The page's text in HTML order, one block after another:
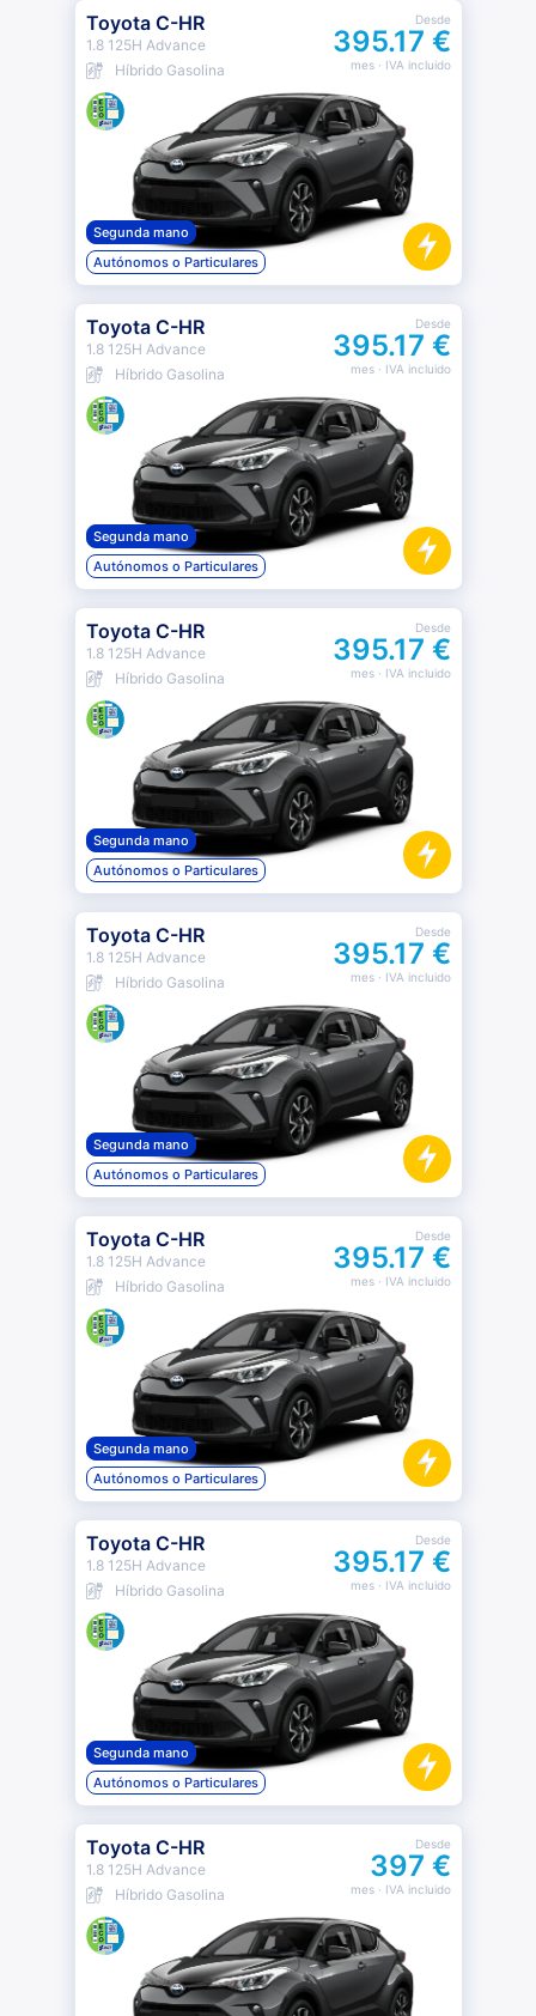
Toyota C-HR
1.8 125H Advance
Híbrido Gasolina
Desde
395.17 €
mes· IVA incluido
Segunda mano
Autónomos o Particulares
Toyota C-HR
1.8 125H Advance
Híbrido Gasolina
Desde
395.17 €
mes· IVA incluido
Segunda mano
Autónomos o Particulares
Toyota C-HR
1.8 125H Advance
Híbrido Gasolina
Desde
395.17 €
mes· IVA incluido
Segunda mano
Autónomos o Particulares
Toyota C-HR
1.8 125H Advance
Híbrido Gasolina
Desde
395.17 €
mes· IVA incluido
Segunda mano
Autónomos o Particulares
Toyota C-HR
1.8 125H Advance
Híbrido Gasolina
Desde
395.17 €
mes· IVA incluido
Segunda mano
Autónomos o Particulares
Toyota C-HR
1.8 125H Advance
Híbrido Gasolina
Desde
395.17 €
mes· IVA incluido
Segunda mano
Autónomos o Particulares
Toyota C-HR
1.8 125H Advance
Híbrido Gasolina
Desde
397 €
mes· IVA incluido